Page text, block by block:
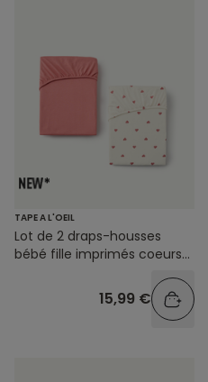
TAPE A L'OEIL
Lot de 2 draps-housses
bébé fille imprimés coeurs
15,99 €